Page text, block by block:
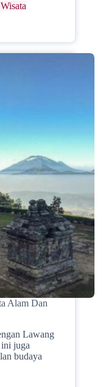
Wisata
Alam Dan
Lawang
juga
budaya